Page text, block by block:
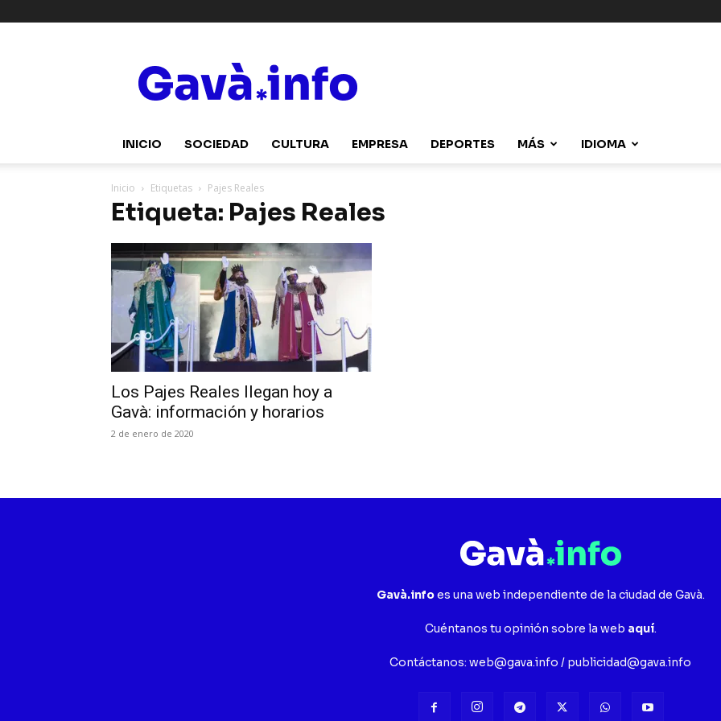
INICIO SOCIEDAD CULTURA EMPRESA DEPORTES MÁS IDIOMA
Inicio Etiquetas Pajes Reales
Etiqueta: Pajes Reales
Los Pajes Reales llegan hoy a
Gavà: información y horarios
2 de enero de 2020
Gavà.infoes una web independiente de la ciudad de Gavà.
Cuéntanos tu opinión sobre la web aquí.
Contáctanos:web@gava.info / publicidad@gava.info